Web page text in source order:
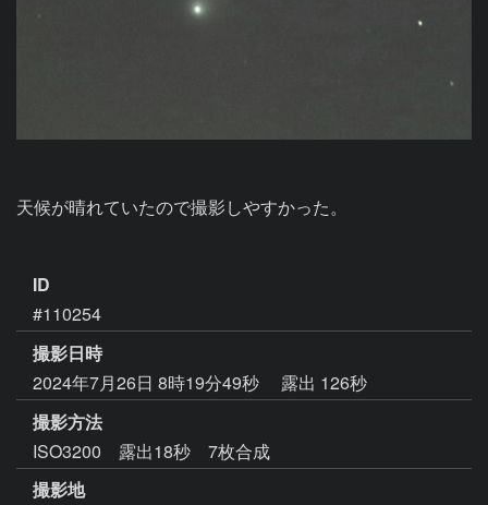
天候が晴れていたので撮影しやすかった。
ID
#110254
撮影日時
2024年7月26日 8時19分49秒
露出 126秒
撮影方法
ISO3200 露出18秒 7枚合成
撮影地